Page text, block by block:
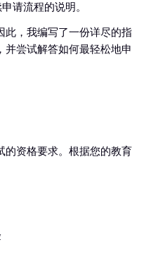
请流程的说明。
此，我编写了一份详尽的指
尝试解答如何最轻松地申
的资格要求。根据您的教育